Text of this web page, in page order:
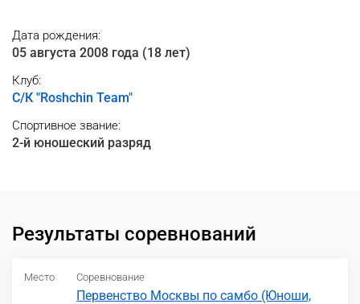
Дата рождения:
05 августа 2008 года (18 лет)
Клуб:
С/К "Roshchin Team"
Спортивное звание:
2-й юношеский разряд
Результаты соревнований
Место Соревнование
Первенство Москвы по самбо (Юноши,